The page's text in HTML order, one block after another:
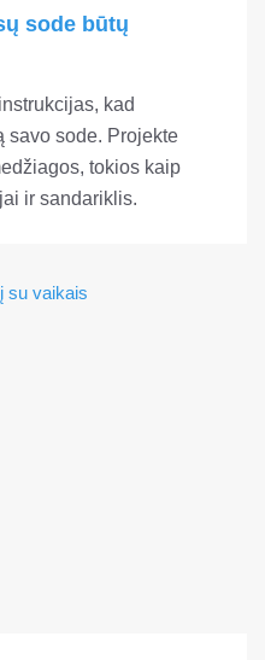
sode būtų
kad
savo sode. Projekte
tokios kaip
ir sandariklis.